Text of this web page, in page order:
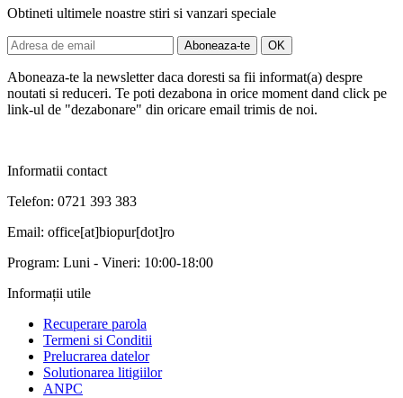
Obtineti ultimele noastre stiri si vanzari speciale
Aboneaza-te la newsletter daca doresti sa fii informat(a) despre
noutati si reduceri. Te poti dezabona in orice moment dand click pe
link-ul de "dezabonare" din oricare email trimis de noi.
Informatii contact
Telefon: 0721 393 383
Email: office[at]biopur[dot]ro
Program: Luni - Vineri: 10:00-18:00
Informații utile
Recuperare parola
Termeni si Conditii
Prelucrarea datelor
Solutionarea litigiilor
ANPC